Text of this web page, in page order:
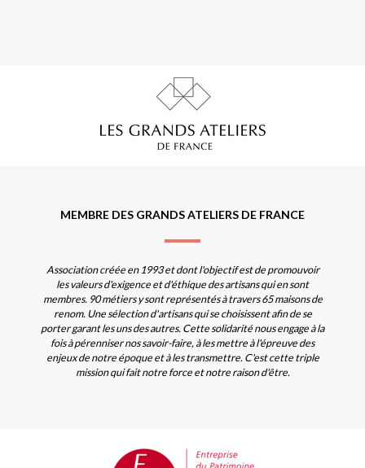
MEMBRE DES GRANDS ATELIERS DE FRANCE
Association créée en 1993 et dont l'objectif est de promouvoir
les valeurs d'exigence et d'éthique des artisans qui en sont
membres. 90 métiers y sont représentés à travers 65 maisons de
renom. Une sélection d'artisans qui se choisissent afin de se
porter garant les uns des autres. Cette solidarité nous engage à la
fois à pérenniser nos savoir-faire, à les mettre à l'épreuve des
enjeux de notre époque et à les transmettre. C'est cette triple
mission qui fait notre force et notre raison d'être.